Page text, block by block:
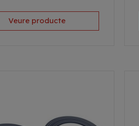
Veure producte